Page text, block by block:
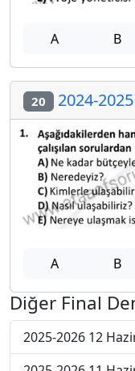
A B
20 2024-2025
A B
Diğer Final
2025-2026 12